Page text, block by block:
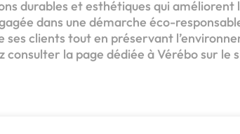
durables et esthétiques qui améliorent
dans une démarche éco-
ses clients tout en préservant
la page dédiée à Vérébo sur le